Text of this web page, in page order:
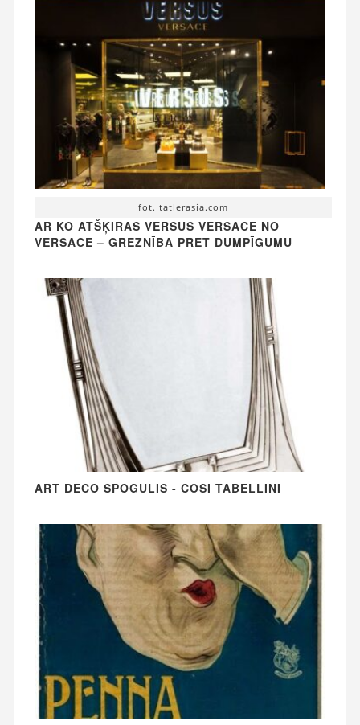
fot. tatlerasia.com
AR KO ATŠĶIRAS VERSUS VERSACE NO
VERSACE – GREZNĪBA PRET DUMPĪGUMU
ART DECO SPOGULIS - COSI TABELLINI